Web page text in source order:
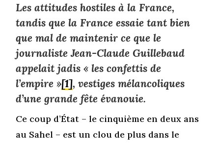
Les attitudes hostiles à la France,
tandis que la France essaie tant bien
que mal de maintenir ce que le
journaliste Jean-Claude Guillebaud
appelait jadis « les confettis de
l’empire »[1], vestiges mélancoliques
d’une grande fête évanouie.
Ce coup d’État – le cinquième en deux ans
au Sahel – est un clou de plus dans le